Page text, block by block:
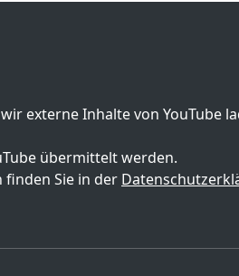
externe Inhalte von YouTube
übermittelt werden.
Sie in der